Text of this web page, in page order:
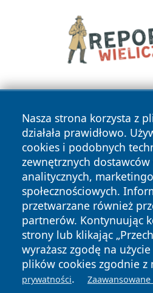
Nasza strona korzysta z
działała prawidłowo.
cookies i podobnych
zewnętrznych dostawców
analitycznych,
społecznościowych.
przetwarzane również
partnerów. Kontynuując
strony lub klikając
wyrażasz zgodę na
plików cookies zgodnie z
prywatności.
Copyright © 2026 wrotatarnowa.pl
zastrzeżone.
News Autorzy
Polityka
Prywatności